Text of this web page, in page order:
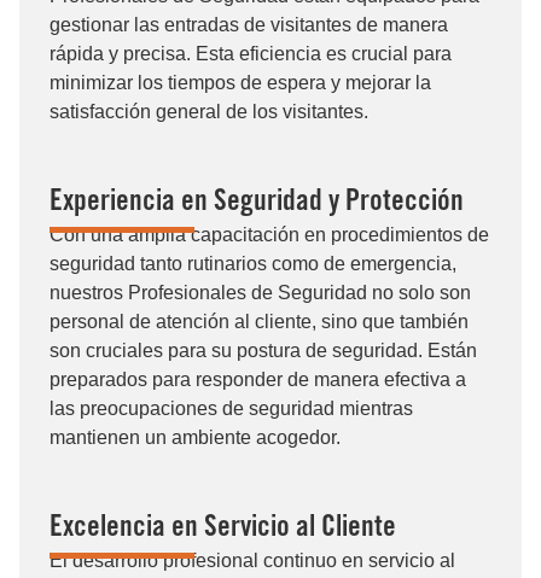
gestionar las entradas de visitantes de manera
rápida y precisa. Esta eficiencia es crucial para
minimizar los tiempos de espera y mejorar la
satisfacción general de los visitantes.
Experiencia en Seguridad y Protección
Con una amplia capacitación en procedimientos de
seguridad tanto rutinarios como de emergencia,
nuestros Profesionales de Seguridad no solo son
personal de atención al cliente, sino que también
son cruciales para su postura de seguridad. Están
preparados para responder de manera efectiva a
las preocupaciones de seguridad mientras
mantienen un ambiente acogedor.
Excelencia en Servicio al Cliente
El desarrollo profesional continuo en servicio al